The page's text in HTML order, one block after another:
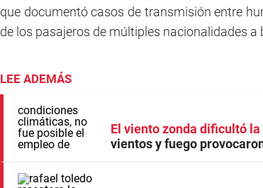
que documentó casos de transmisión entre
de los pasajeros de múltiples nacionalidades a
LEE ADEMÁS
El viento zonda dificultó
vientos y fuego